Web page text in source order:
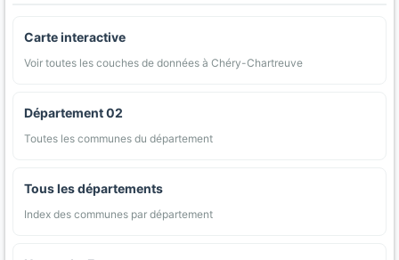
Carte interactive
Voir toutes les couches de données à Chéry-Chartreuve
Département 02
Toutes les communes du département
Tous les départements
Index des communes par département